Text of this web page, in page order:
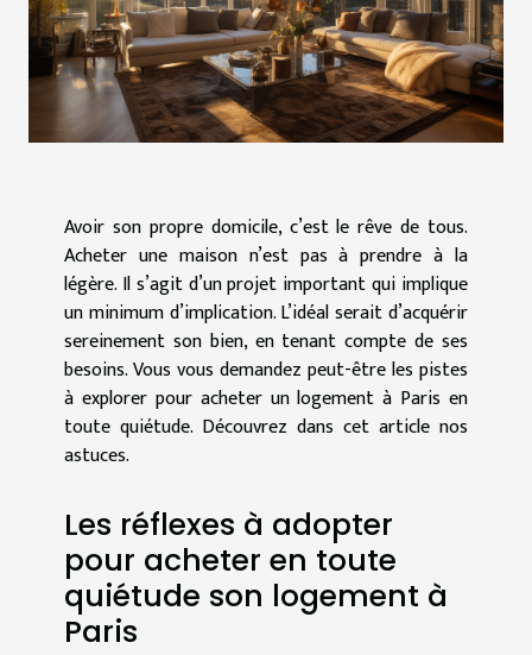
Avoir son propre domicile, c’est le rêve de tous.
Acheter une maison n’est pas à prendre à la
légère. Il s’agit d’un projet important qui implique
un minimum d’implication. L’idéal serait d’acquérir
sereinement son bien, en tenant compte de ses
besoins. Vous vous demandez peut-être les pistes
à explorer pour acheter un logement à Paris en
toute quiétude. Découvrez dans cet article nos
astuces.
Les réflexes à adopter
pour acheter en toute
quiétude son logement à
Paris